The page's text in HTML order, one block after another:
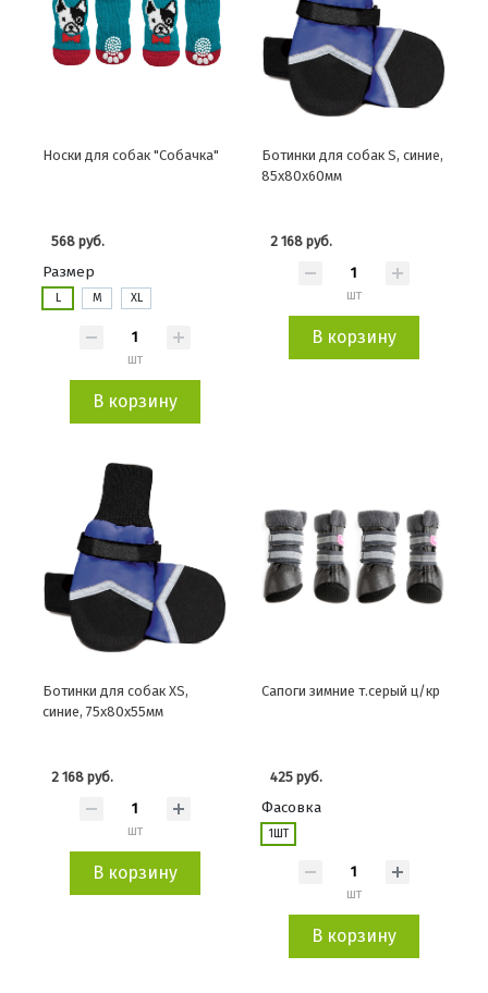
Носки для собак "Собачка"
568 руб.
Размер
L M XL
шт
В корзину
Ботинки для собак S, синие,
85х80х60мм
2 168 руб.
шт
В корзину
Ботинки для собак XS,
синие, 75х80х55мм
2 168 руб.
шт
В корзину
Сапоги зимние т.серый ц/кр
425 руб.
Фасовка
1ШТ
шт
В корзину